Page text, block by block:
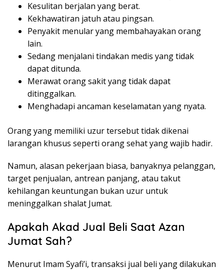
Kesulitan berjalan yang berat.
Kekhawatiran jatuh atau pingsan.
Penyakit menular yang membahayakan orang
lain.
Sedang menjalani tindakan medis yang tidak
dapat ditunda.
Merawat orang sakit yang tidak dapat
ditinggalkan.
Menghadapi ancaman keselamatan yang nyata.
Orang yang memiliki uzur tersebut tidak dikenai
larangan khusus seperti orang sehat yang wajib hadir.
Namun, alasan pekerjaan biasa, banyaknya pelanggan,
target penjualan, antrean panjang, atau takut
kehilangan keuntungan bukan uzur untuk
meninggalkan shalat Jumat.
Apakah Akad Jual Beli Saat Azan
Jumat Sah?
Menurut Imam Syafi’i, transaksi jual beli yang dilakukan